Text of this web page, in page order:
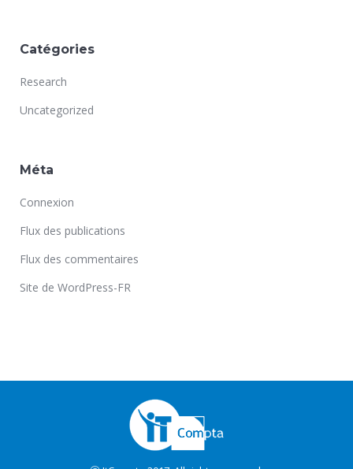
Catégories
Research
Uncategorized
Méta
Connexion
Flux des publications
Flux des commentaires
Site de WordPress-FR